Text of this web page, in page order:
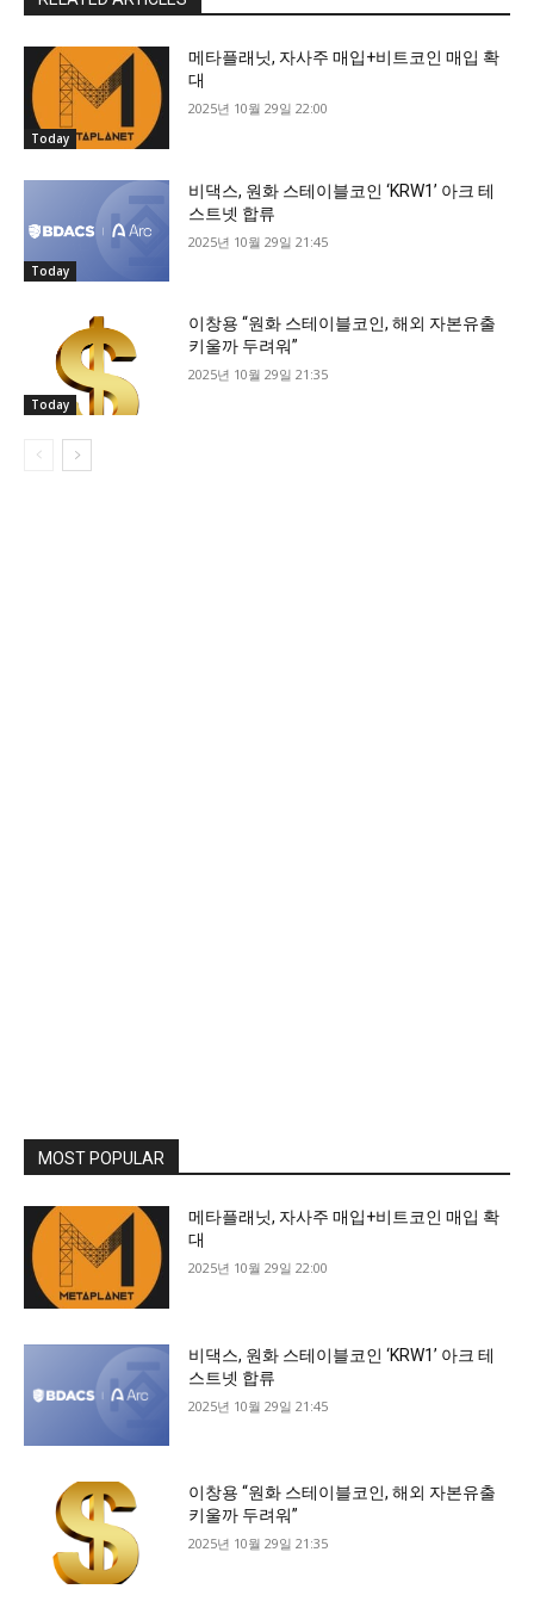
Today
메타플래닛, 자사주 매입+비트코인 매입 확
대
2025년 10월 29일 22:00
Today
비댁스, 원화 스테이블코인 ‘KRW1’ 아크 테
스트넷 합류
2025년 10월 29일 21:45
Today
이창용 “원화 스테이블코인, 해외 자본유출
키울까 두려워”
2025년 10월 29일 21:35
MOST POPULAR
메타플래닛, 자사주 매입+비트코인 매입 확
대
2025년 10월 29일 22:00
비댁스, 원화 스테이블코인 ‘KRW1’ 아크 테
스트넷 합류
2025년 10월 29일 21:45
이창용 “원화 스테이블코인, 해외 자본유출
키울까 두려워”
2025년 10월 29일 21:35